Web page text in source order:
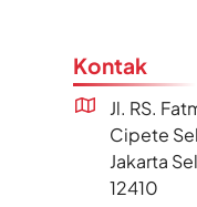
Kontak
Jl. RS.
Cipete
Jakarta
12410